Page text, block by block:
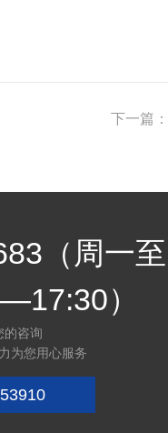
下一篇：
（周一至
）
的咨询
为您用心服务